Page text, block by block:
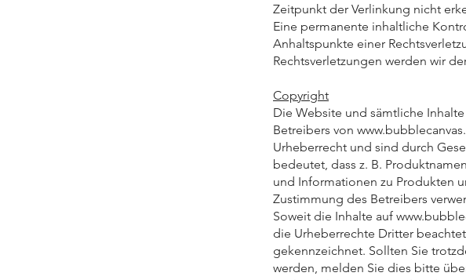
Zeitpunkt der Verlinkung nicht
Eine permanente inhaltliche
Anhaltspunkte einer
Rechtsverletzungen werden wir
Copyright
Die Website und sämtliche
Betreibers von
Urheberrecht und sind durch
bedeutet, dass z. B.
und Informationen zu Produkten
Zustimmung des Betreibers
Soweit die Inhalte auf
die Urheberrechte Dritter
gekennzeichnet. Sollten Sie
werden, melden Sie dies bitte